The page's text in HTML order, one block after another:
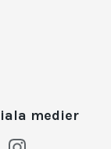
medier